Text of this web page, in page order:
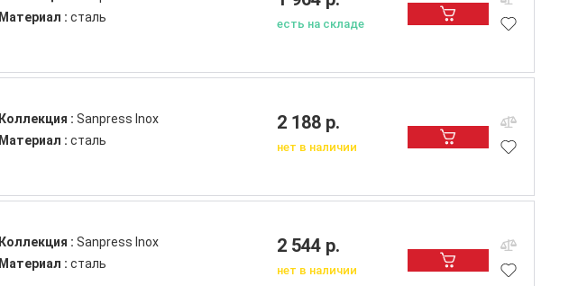
Материал : сталь есть на складе
Коллекция : Sanpress Inox
Материал : сталь
2 188 р.
нет в наличии
Коллекция : Sanpress Inox
Материал : сталь
2 544 р.
нет в наличии